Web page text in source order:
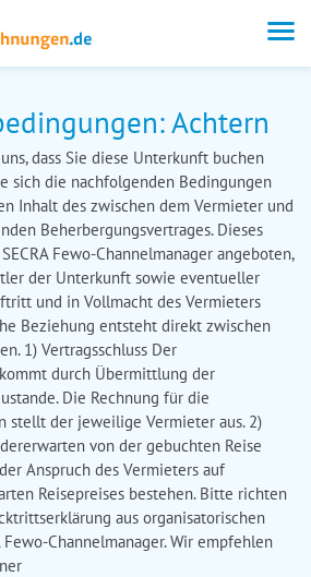
Achtern
dass Sie diese Unterkunft buchen
sich die nachfolgenden Bedingungen
Inhalt des zwischen dem Vermieter und
Beherbergungsvertrages. Dieses
Fewo-Channelmanager angeboten,
der Unterkunft sowie eventueller
und in Vollmacht des Vermieters
Beziehung entsteht direkt zwischen
1) Vertragsschluss Der
durch Übermittlung der
Die Rechnung für die
stellt der jeweilige Vermieter aus. 2)
von der gebuchten Reise
Anspruch des Vermieters auf
Reisepreises bestehen. Bitte richten
aus organisatorischen
Fewo-Channelmanager. Wir empfehlen